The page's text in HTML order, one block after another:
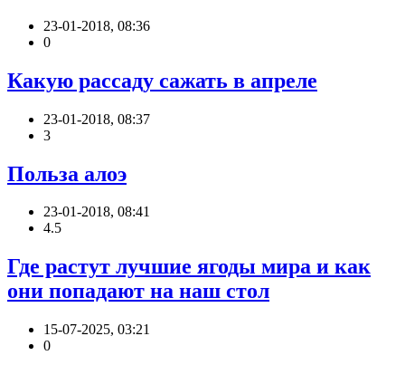
23-01-2018, 08:36
0
Какую рассаду сажать в апреле
23-01-2018, 08:37
3
Польза алоэ
23-01-2018, 08:41
4.5
Где растут лучшие ягоды мира и как
они попадают на наш стол
15-07-2025, 03:21
0